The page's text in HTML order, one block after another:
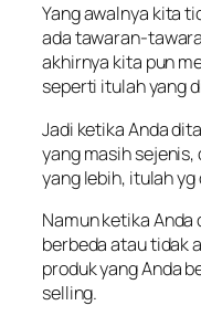
Yang awalnya kita
ada tawaran-
akhirnya kita pun
seperti itulah yang
Jadi ketika Anda
yang masih
yang lebih, itulah
Namun ketika
berbeda atau tidak
produk yang Anda
selling.